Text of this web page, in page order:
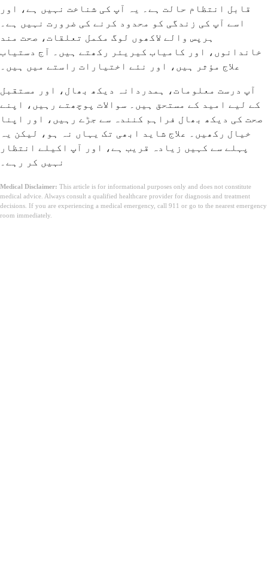
قابل انتظام حالت ہے۔ یہ آپ کی شناخت نہیں ہے، اور
اسے آپ کی زندگی کو محدود کرنے کی ضرورت نہیں ہے۔
ہرپس والے لاکھوں لوگ مکمل تعلقات، صحت مند
خاندانوں، اور کامیاب کیریئر رکھتے ہیں۔ آج دستیاب
علاج مؤثر ہیں، اور نئے اختیارات راستے میں ہیں۔
آپ درست معلومات، ہمدردانہ دیکھ بھال، اور مستقبل
کے لیے امید کے مستحق ہیں۔ سوالات پوچھتے رہیں، اپنے
صحت کی دیکھ بھال فراہم کنندہ سے جڑے رہیں، اور اپنا
خیال رکھیں۔ علاج شاید ابھی تک یہاں نہ ہو، لیکن یہ
پہلے سے کہیں زیادہ قریب ہے، اور آپ اکیلے انتظار
نہیں کر رہے۔
Medical Disclaimer: This article is for informational purposes only and does not constitute
medical advice. Always consult a qualified healthcare provider for diagnosis and treatment
decisions. If you are experiencing a medical emergency, call 911 or go to the nearest emergency
room immediately.